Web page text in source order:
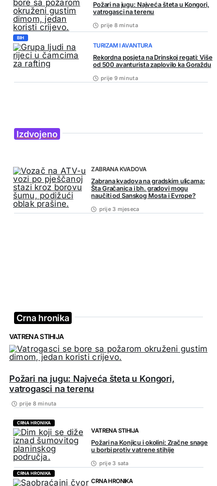
Požari na jugu: Najveća šteta u Kongori,
vatrogasci na terenu
prije 8 minuta
BIH
TURIZAM I AVANTURA
Rekordna posjeta na Drinskoj regati: Više
od 500 avanturista zaplovilo ka Goraždu
prije 9 minuta
Izdvojeno
ZABRANA KVADOVA
Zabrana kvadova na gradskim ulicama:
Šta Gračanica i bh. gradovi mogu
naučiti od Sanskog Mosta i Evrope?
prije 3 mjeseca
Crna hronika
VATRENA STIHIJA
Požari na jugu: Najveća šteta u Kongori,
vatrogasci na terenu
prije 8 minuta
CRNA HRONIKA
VATRENA STIHIJA
Požari na Konjicu i okolini: Zračne snage
u borbi protiv vatrene stihije
prije 3 sata
CRNA HRONIKA
CRNA HRONIKA